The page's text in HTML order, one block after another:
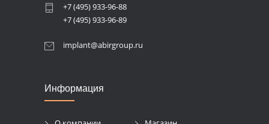
+7 (495) 933-96-88
+7 (495) 933-96-89
implant@abirgroup.ru
Информация